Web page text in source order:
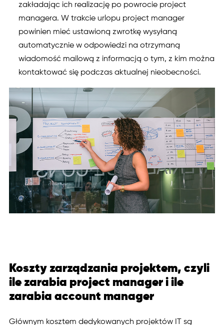
zakładając ich realizację po powrocie project
managera. W trakcie urlopu project manager
powinien mieć ustawioną zwrotkę wysyłaną
automatycznie w odpowiedzi na otrzymaną
wiadomość mailową z informacją o tym, z kim można
kontaktować się podczas aktualnej nieobecności.
Koszty zarządzania projektem, czyli
ile zarabia project manager i ile
zarabia account manager
Głównym kosztem dedykowanych projektów IT są